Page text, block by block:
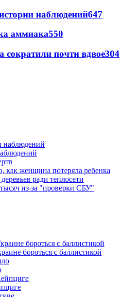
наблюдений647
аммиака550
сократили почти вдвое304
как женщина потеряла ребенка
ради теплосети
из-за "проверки СБУ"
бороться с баллистикой